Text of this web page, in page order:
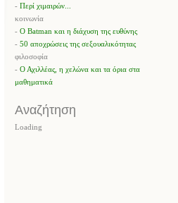
- Περί χιμαιρών...
κοινωνία
- Ο Batman και η διάχυση της ευθύνης
- 50 αποχρώσεις της σεξουαλικότητας
φιλοσοφία
- Ο Αχιλλέας, η χελώνα και τα όρια στα
μαθηματικά
Αναζήτηση
Loading